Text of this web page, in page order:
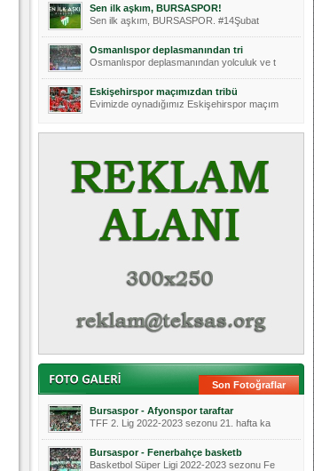
Sen ilk aşkım, BURSASPOR!
Sen ilk aşkım, BURSASPOR. #14Şubat
Osmanlıspor deplasmanından tri
Osmanlıspor deplasmanından yolculuk ve t
Eskişehirspor maçımızdan tribü
Evimizde oynadığımız Eskişehirspor maçım
Son Fotoğraflar
Bursaspor - Afyonspor taraftar
TFF 2. Lig 2022-2023 sezonu 21. hafta ka
Bursaspor - Fenerbahçe basketb
Basketbol Süper Ligi 2022-2023 sezonu Fe